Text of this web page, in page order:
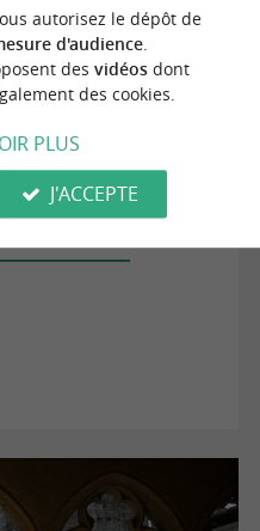
éphémères en
Saintonge
autorisez le dépôt de
d'audience.
des vidéosdont
des cookies.
PLUS
J'ACCEPTE